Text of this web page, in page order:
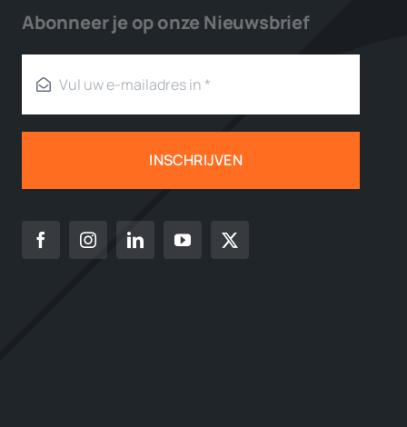
Abonneer je op onze Nieuwsbrief
INSCHRIJVEN